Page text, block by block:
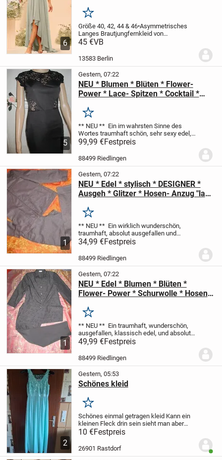
6
Merken
Größe 40, 42, 44 & 46•Asymmetrisches
Langes Brautjungfernkleid von
LavetirOriginal verpackt mit Etikett
Shoulder-Träger
SchnürungEinge...
45 €VB
13583 Berlin
5
Gestern, 07:22
NEU * Blumen * Blüten * Flower-
Power * Lace- Spitzen * Cocktail *
* Kleid "MARC JACOBS" Gr. 34- 36/
XS- S * schwarz * Gothic *
Merken
** NEU ** Ein im wahrsten Sinne des
Wortes traumhaft schön, sehr sexy edel,
absolut stylisch und exklusiv
hochwertigste Lace- Spitzen
unzähligen, romantischen, Blumen *...
99,99 €Festpreis
88499 Riedlingen
1
Gestern, 07:22
NEU * Edel * stylisch * DESIGNER *
Ausgeh * Glitzer * Hosen- Anzug "la
Merken
** NEU ** Ein wirklich wunderschön,
traumhaft, absolut ausgefallen und
ebenso edel ENSEMBLE
(mit edlen Kuperfäden durchwirkter)
GLITZER * HOSEN- ANZUG
BESTEHEND *
34,99 €Festpreis
88499 Riedlingen
1
Gestern, 07:22
NEU * Edel * Blumen * Blüten *
Flower- Power * Schurwolle * Hosen-
22 * 42/ M * dunkel- grau * anthrazit *
Merken
** NEU ** Ein traumhaft, wunderschön,
ausgefallen, klassisch edel, und absolut
stylisch in der immer aktuellen Farbe
dunkel- grau * anthrazit
ENSEMBLE ** City Combi by...
49,99 €Festpreis
88499 Riedlingen
2
Gestern, 05:53
Schönes kleid
Merken
Schönes einmal getragen kleid Kann ein
kleinen Fleck drin sein sieht man aber
nicht kann zur Hochzeit abiball oder trom
getragen werden
abholung
10 €Festpreis
26901 Rastdorf